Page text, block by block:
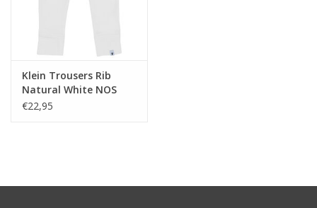
Klein Trousers Rib
Natural White NOS
€22,95